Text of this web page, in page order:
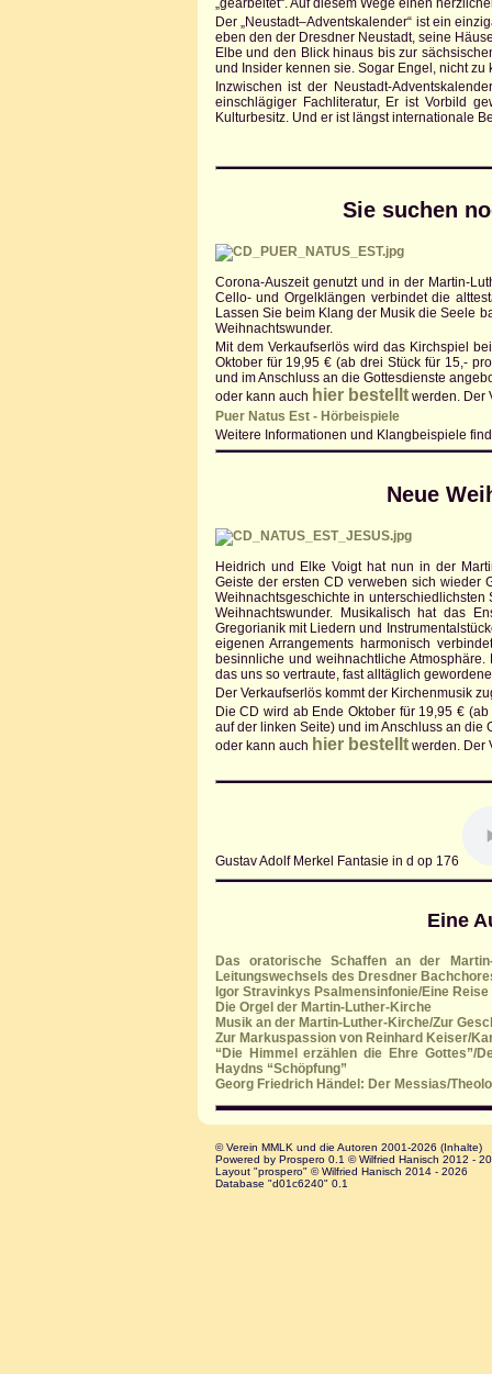
„gearbeitet“. Auf diesem Wege einen
Der „Neustadt–Adventskalender“ ist ein
eben den der Dresdner Neustadt, seine
Elbe und den Blick hinaus bis zur
und Insider kennen sie. Sogar Engel, nicht zu
Inzwischen ist der Neustadt-
einschlägiger Fachliteratur, Er ist Vorbild
Kulturbesitz. Und er ist längst internationale
Sie suchen
Corona-Auszeit genutzt und in der Martin-
Cello- und Orgelklängen verbindet die
Lassen Sie beim Klang der Musik die Seele
Weihnachtswunder.
Mit dem Verkaufserlös wird das Kirchspiel
Oktober für 19,95 € (ab drei Stück für 15,-
und im Anschluss an die Gottesdienste
oder kann auch hier bestelltwerden. Der
Puer Natus Est - Hörbeispiele
Weitere Informationen und Klangbeispiele
Neue
Heidrich und Elke Voigt hat nun in der
Geiste der ersten CD verweben sich wieder
Weihnachtsgeschichte in
Weihnachtswunder. Musikalisch hat das
Gregorianik mit Liedern und
eigenen Arrangements harmonisch
besinnliche und weihnachtliche
das uns so vertraute, fast alltäglich
Der Verkaufserlös kommt der Kirchenmusik
Die CD wird ab Ende Oktober für 19,95 €
auf der linken Seite) und im Anschluss an die
oder kann auch hier bestelltwerden. Der
Gustav Adolf Merkel Fantasie in d op 176
Eine
Das oratorische Schaffen an der
Leitungswechsels des Dresdner
Igor Stravinkys Psalmensinfonie/Eine
Die Orgel der Martin-Luther-Kirche
Musik an der Martin-Luther-Kirche/Zur
Zur Markuspassion von Reinhard Keiser/
“Die Himmel erzählen die Ehre Gottes”/
Haydns “Schöpfung”
Georg Friedrich Händel: Der Messias/
© Verein MMLK und die Autoren 2001-2026 (Inhalte)
Powered by Prospero 0.1 © Wilfried Hanisch 2012 -
Layout "prospero" © Wilfried Hanisch 2014 - 2026
Database "d01c6240" 0.1